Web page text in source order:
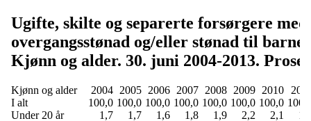
Ugifte, skilte og separerte forsørgere med
overgangsstønad og/eller stønad til
Kjønn og alder. 30. juni 2004-2013.
Kjønn og alder 2004 2005 2006 2007 2008 2009 2010
I alt
100,0 100,0 100,0 100,0 100,0 100,0 100,0
Under 20 år
1,7 1,7 1,6 1,8 1,9 2,2 2,1